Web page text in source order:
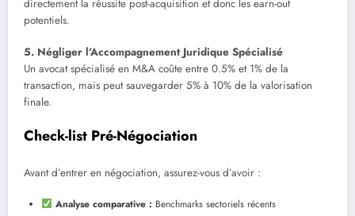
directement la réussite post-acquisition et donc les earn-out
potentiels.
5. Négliger l’Accompagnement Juridique Spécialisé
Un avocat spécialisé en M&A coûte entre 0.5% et 1% de la
transaction, mais peut sauvegarder 5% à 10% de la valorisation
finale.
Check-list Pré-Négociation
Avant d’entrer en négociation, assurez-vous d’avoir :
Analyse comparative : Benchmarks sectoriels récents